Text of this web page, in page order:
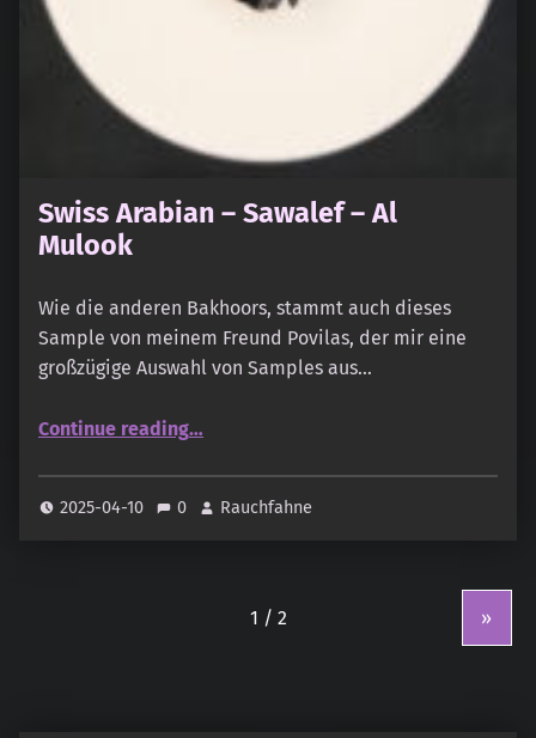
Swiss Arabian – Sawalef – Al
Mulook
Wie die anderen Bakhoors, stammt auch dieses
Sample von meinem Freund Povilas, der mir eine
großzügige Auswahl von Samples aus…
Continue reading“Swiss Arabian – Sawalef – Al Mulook”
…
2025-04-10 0 Rauchfahne
»